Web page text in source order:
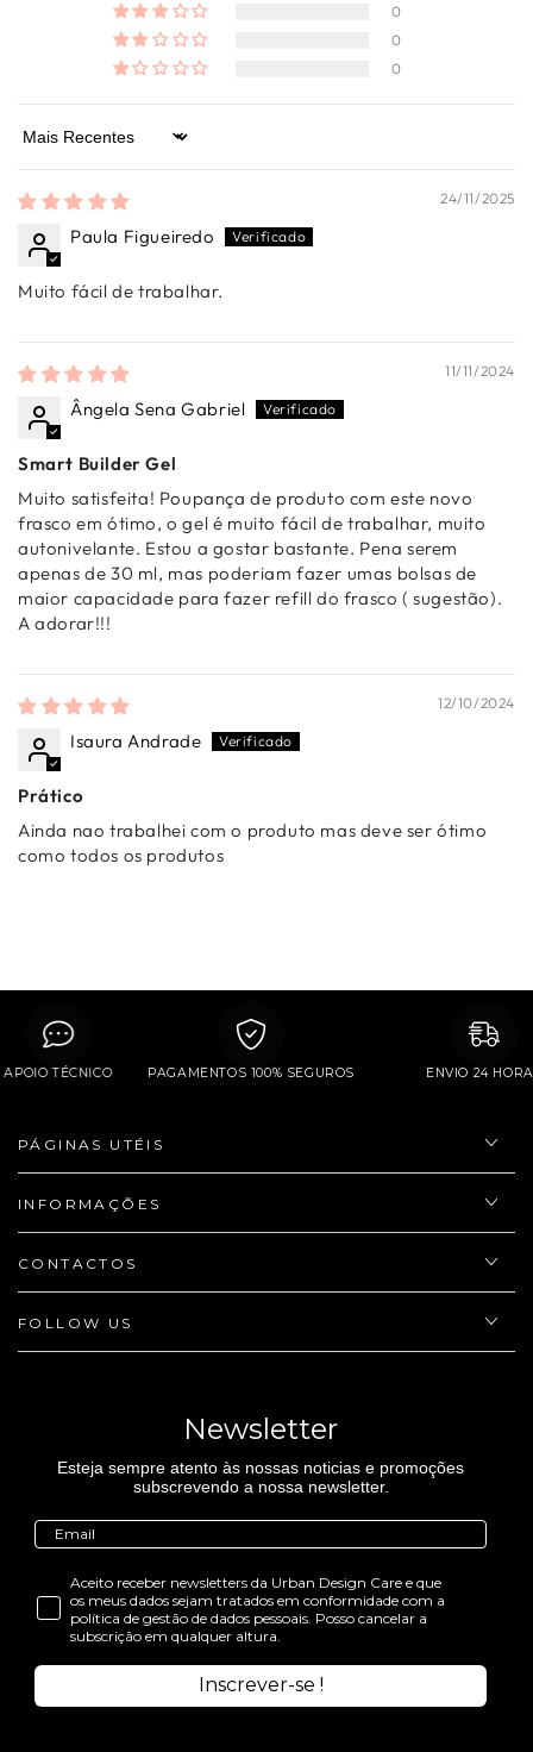
0
0
0
Sort by
24/11/2025
Paula Figueiredo
Muito fácil de trabalhar.
11/11/2024
Ângela Sena Gabriel
Smart Builder Gel
Muito satisfeita! Poupança de produto com este novo
frasco em ótimo, o gel é muito fácil de trabalhar, muito
autonivelante. Estou a gostar bastante. Pena serem
apenas de 30 ml, mas poderiam fazer umas bolsas de
maior capacidade para fazer refill do frasco ( sugestão).
A adorar!!!
12/10/2024
Isaura Andrade
Prático
Ainda nao trabalhei com o produto mas deve ser ótimo
como todos os produtos
APOIO TÉCNICO PAGAMENTOS 100% SEGUROS ENVIO 24
PÁGINAS UTÉIS
INFORMAÇÕES
CONTACTOS
FOLLOW US
Newsletter
Esteja sempre atento às nossas noticias e promoções
subscrevendo a nossa newsletter.
Aceito receber newsletters da Urban Design Care e que
os meus dados sejam tratados em conformidade com a
política de gestão de dados pessoais. Posso cancelar a
subscrição em qualquer altura.
Inscrever-se !